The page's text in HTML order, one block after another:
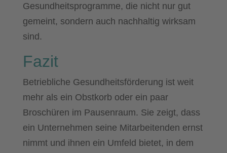
Gesundheitsprogramme, die nicht nur gut
gemeint, sondern auch nachhaltig wirksam
sind.
Fazit
Betriebliche Gesundheitsförderung ist weit
mehr als ein Obstkorb oder ein paar
Broschüren im Pausenraum. Sie zeigt, dass
ein Unternehmen seine Mitarbeitenden ernst
nimmt und ihnen ein Umfeld bietet, in dem